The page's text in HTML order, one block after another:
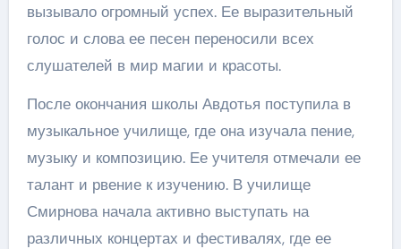
вызывало огромный успех. Ее выразительный
голос и слова ее песен переносили всех
слушателей в мир магии и красоты.
После окончания школы Авдотья поступила в
музыкальное училище, где она изучала пение,
музыку и композицию. Ее учителя отмечали ее
талант и рвение к изучению. В училище
Смирнова начала активно выступать на
различных концертах и фестивалях, где ее